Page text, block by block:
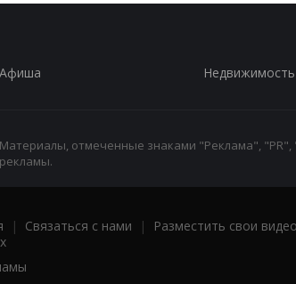
Афиша Недвижимость
Материалы, отмеченные знаками "Реклама",
рекламы.
| Связаться с нами | Разместить свои